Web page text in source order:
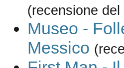
(recensione del
Museo -
Messico